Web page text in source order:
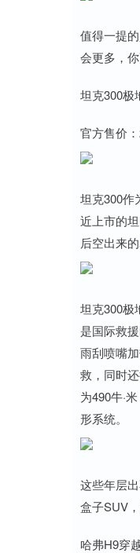
值得一提
会更多，
坦克300极
官方售价
坦克300作
近上市的
后空出来的
坦克300极
是国际救
雨刮喷嘴
救，同时
为490牛·
形系统。
这些年层
盒子SUV
哈弗H9穿